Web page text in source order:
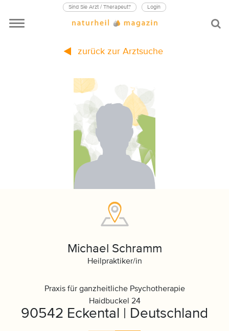
Sind Sie Arzt / Therapeut? Login
zurück zur Arztsuche
Michael Schramm
Heilpraktiker/in
Praxis für ganzheitliche Psychotherapie
Haidbuckel 24
90542 Eckental | Deutschland